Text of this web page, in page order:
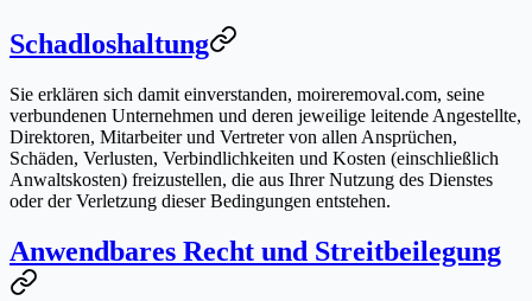
Schadloshaltung
Sie erklären sich damit einverstanden, moireremoval.com, seine
verbundenen Unternehmen und deren jeweilige leitende Angestellte,
Direktoren, Mitarbeiter und Vertreter von allen Ansprüchen,
Schäden, Verlusten, Verbindlichkeiten und Kosten (einschließlich
Anwaltskosten) freizustellen, die aus Ihrer Nutzung des Dienstes
oder der Verletzung dieser Bedingungen entstehen.
Anwendbares Recht und Streitbeilegung